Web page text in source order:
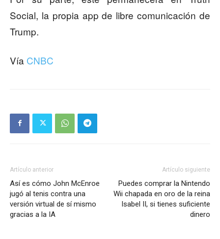
Social, la propia app de libre comunicación de
Trump.
Vía CNBC
Artículo anterior
Así es cómo John McEnroe
jugó al tenis contra una
versión virtual de sí mismo
gracias a la IA
Artículo siguiente
Puedes comprar la Nintendo
Wii chapada en oro de la reina
Isabel II, si tienes suficiente
dinero